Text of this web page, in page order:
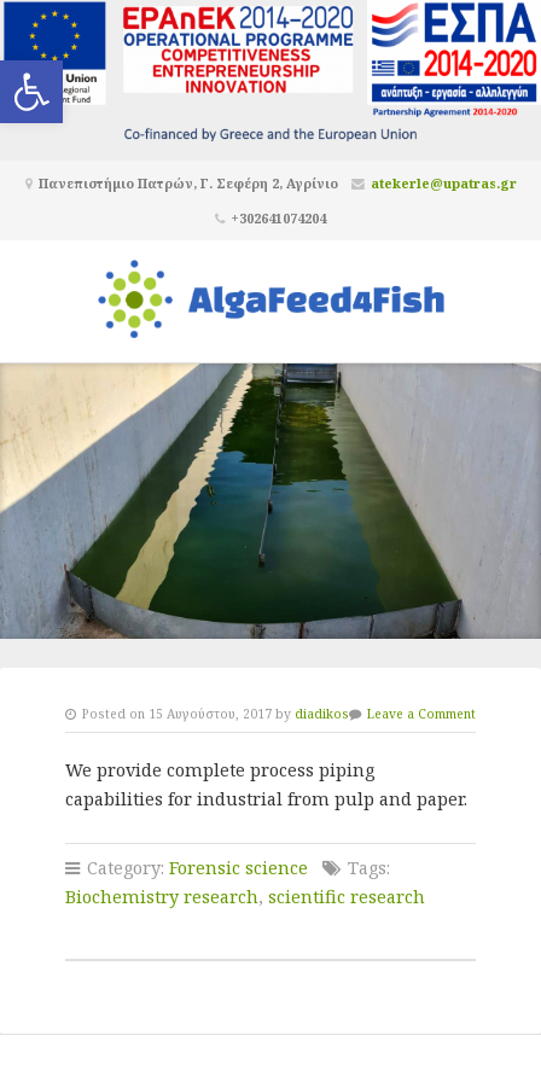
Ανοίξτε τη γραμμή εργαλείων
Πανεπιστήμιο Πατρών, Γ. Σεφέρη 2, Αγρίνιο
atekerle@upatras.gr
+302641074204
Posted on 15 Αυγούστου, 2017 by diadikos Leave a Comment
We provide complete process piping
capabilities for industrial from pulp and paper.
Category: Forensic science
Tags:
Biochemistry research, scientific research